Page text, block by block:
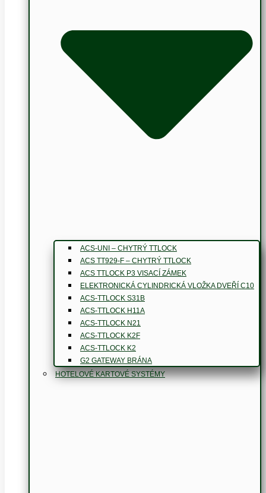
ACS-UNI – CHYTRÝ TTLOCK
ACS TT929-F – CHYTRÝ TTLOCK
ACS TTLOCK P3 VISACÍ ZÁMEK
ELEKTRONICKÁ CYLINDRICKÁ VLOŽKA DVEŘÍ C10
ACS-TTLOCK S31B
ACS-TTLOCK H11A
ACS-TTLOCK N21
ACS-TTLOCK K2F
ACS-TTLOCK K2
G2 GATEWAY BRÁNA
HOTELOVÉ KARTOVÉ SYSTÉMY